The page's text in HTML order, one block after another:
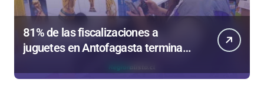
81% de las fiscalizaciones a
juguetes en Antofagasta termina
en sumarios sanitarios